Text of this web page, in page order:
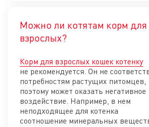
Можно ли котятам корм для
взрослых?
Корм для взрослых кошек котенку
не рекомендуется. Он не
потребностям растущих питомцев,
поэтому может оказать негативное
воздействие. Например, в нем
неподходящее для котенка
соотношение минеральных